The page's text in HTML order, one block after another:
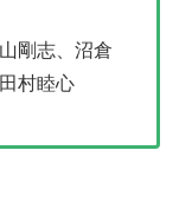
剛志、沼倉
村睦心